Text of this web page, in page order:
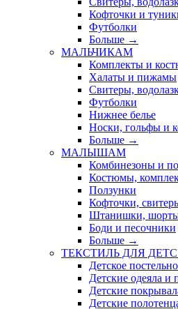
Кофточки и
Футболки
Больше →
МАЛЬЧИКАМ
Комплекты и
Халаты и пижамы
Свитеры,
Футболки
Нижнее белье
Носки, гольфы и
Больше →
МАЛЫШАМ
Комбинезоны и
Костюмы,
Ползунки
Кофточки,
Штанишки,
Боди и песочники
Больше →
ТЕКСТИЛЬ ДЛЯ
Детское
Детские одеяла и
Детские
Детские